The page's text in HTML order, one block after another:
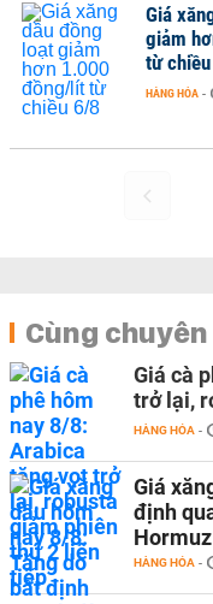
Giá
giảm
từ
HÀNG HÓA -
Cùng
Giá cà
trở lại,
HÀNG HÓA -
Giá
định
Hormuz
HÀNG HÓA -